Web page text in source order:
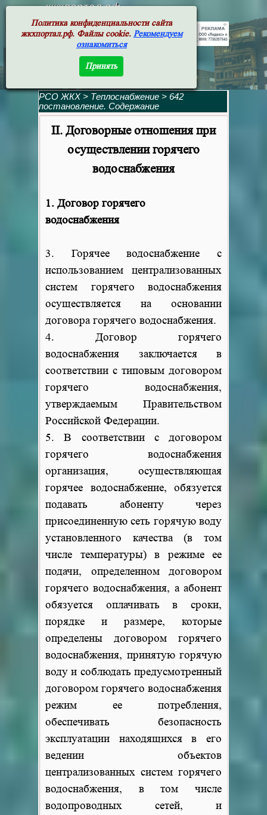
жкхпортал.рф
РСО ЖКХ> Теплоснабжение > 642
постановление. Содержание
II. Договорные отношения при
осуществлении горячего
водоснабжения
1. Договор горячего
водоснабжения
3. Горячее водоснабжение с
использованием централизованных
систем горячего водоснабжения
осуществляется на основании
договора горячего водоснабжения.
4. Договор горячего
водоснабжения заключается в
соответствии с типовым договором
горячего водоснабжения,
утверждаемым Правительством
Российской Федерации.
5. В соответствии с договором
горячего водоснабжения
организация, осуществляющая
горячее водоснабжение, обязуется
подавать абоненту через
присоединенную сеть горячую воду
установленного качества (в том
числе температуры) в режиме ее
подачи, определенном договором
горячего водоснабжения, а абонент
обязуется оплачивать в сроки,
порядке и размере, которые
определены договором горячего
водоснабжения, принятую горячую
воду и соблюдать предусмотренный
договором горячего водоснабжения
режим ее потребления,
обеспечивать безопасность
эксплуатации находящихся в его
ведении объектов
централизованных систем горячего
водоснабжения, в том числе
водопроводных сетей, и
Политика конфиденциальности сайта
жкхпортал.рф. Файлы cookie. Рекомендуем
ознакомиться
Принять